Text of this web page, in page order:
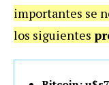
importantes se
los siguientes